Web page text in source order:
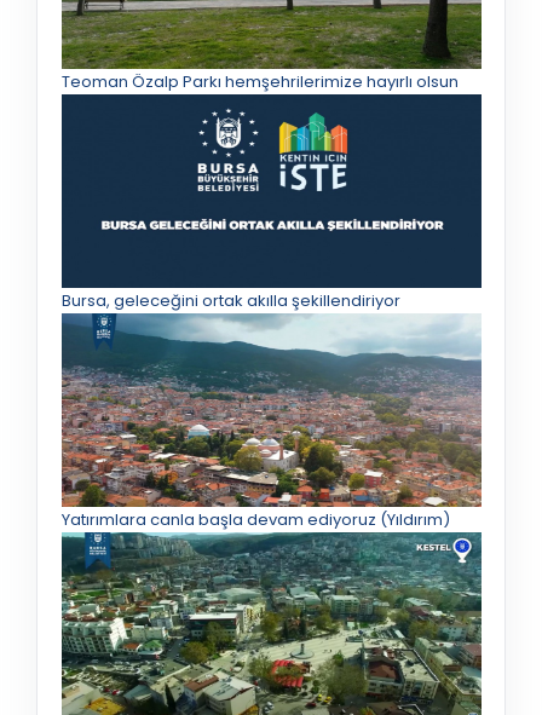
Teoman Özalp Parkı hemşehrilerimize hayırlı olsun
Bursa, geleceğini ortak akılla şekillendiriyor
Yatırımlara canla başla devam ediyoruz (Yıldırım)